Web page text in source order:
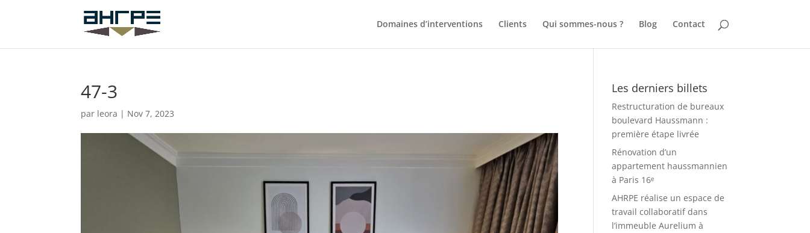
Domaines d’interventions Clients Qui sommes-nous ? Blog Contact
47-3
par leora | Nov 7, 2023
Les derniers billets
Restructuration de bureaux
boulevard Haussmann :
première étape livrée
Rénovation d’un
appartement haussmannien
à Paris 16ᵉ
AHRPE réalise un espace de
travail collaboratif dans
l’immeuble Aurelium à